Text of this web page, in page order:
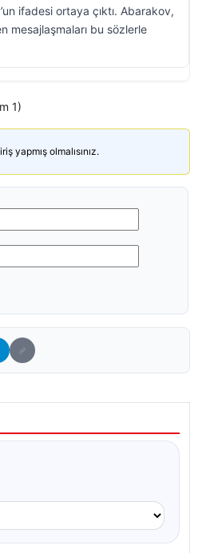
ifadesi ortaya çıktı. Abarakov,
mesajlaşmaları bu sözlerle
1)
yapmış olmalısınız.